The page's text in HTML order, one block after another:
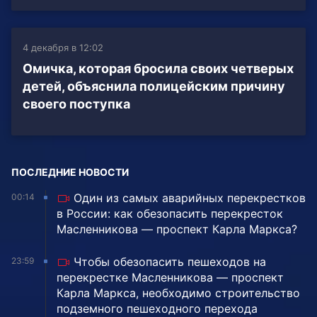
4 декабря в 12:02
Омичка, которая бросила своих четверых
детей, объяснила полицейским причину
своего поступка
ПОСЛЕДНИЕ НОВОСТИ
00:14
Один из самых аварийных перекрестков
в России: как обезопасить перекресток
Масленникова — проспект Карла Маркса?
23:59
Чтобы обезопасить пешеходов на
перекрестке Масленникова — проспект
Карла Маркса, необходимо строительство
подземного пешеходного перехода